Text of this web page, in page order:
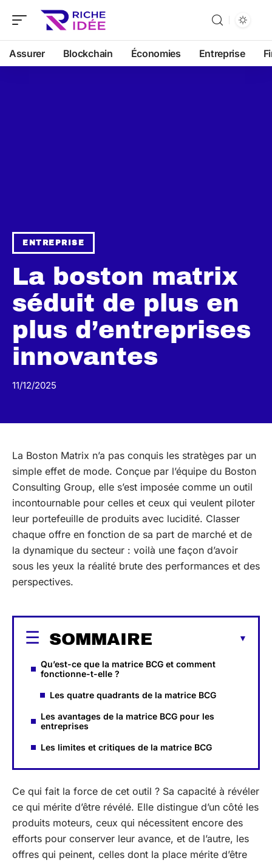
Assurer Blockchain Économies Entreprise
ENTREPRISE
La boston matrix
séduit de plus en
plus d’entreprises
innovantes
11/12/2025
La Boston Matrix n’a pas conquis les stratèges par un
simple effet de mode. Conçue par l’équipe du Boston
Consulting Group, elle s’est imposée comme un outil
incontournable pour celles et ceux qui veulent piloter
leur portefeuille de produits avec lucidité. Classer
chaque offre en fonction de sa part de marché et de
la dynamique du secteur : voilà une façon d’avoir
sous les yeux la réalité brute des performances et des
perspectives.
SOMMAIRE
Qu’est-ce que la matrice BCG et comment
fonctionne-t-elle ?
Les quatre quadrants de la matrice BCG
Les avantages de la matrice BCG pour les
entreprises
Les limites et critiques de la matrice BCG
Ce qui fait la force de cet outil ? Sa capacité à révéler
ce qui mérite d’être révélé. Elle distingue d’un côté les
produits moteurs, ceux qui nécessitent encore des
efforts pour conserver leur avance, et de l’autre, les
offres qui peinent, celles dont la place mérite d’être